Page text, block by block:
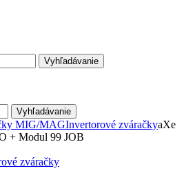
Vyhľadávanie
Vyhľadávanie
MIG/MAGInvertorové zváračkyaXe
+ Modul 99 JOB
zváračky